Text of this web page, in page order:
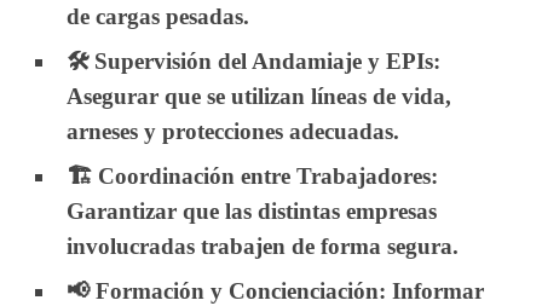
de cargas pesadas.
🛠️ Supervisión del Andamiaje y EPIs:
Asegurar que se utilizan líneas de vida,
arneses y protecciones adecuadas.
🏗️ Coordinación entre Trabajadores:
Garantizar que las distintas empresas
involucradas trabajen de forma segura.
📢Formación y Concienciación: Informar